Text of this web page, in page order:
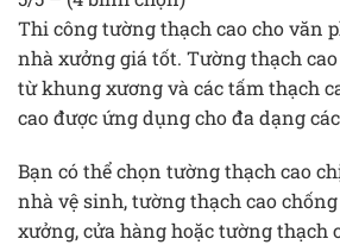
Thi công tường thạch cao cho văn
nhà xưởng giá tốt. Tường thạch
từ khung xương và các tấm thạch
cao được ứng dụng cho đa dạng
Bạn có thể chọn tường thạch cao
nhà vệ sinh, tường thạch cao
xưởng, cửa hàng hoặc tường thạch